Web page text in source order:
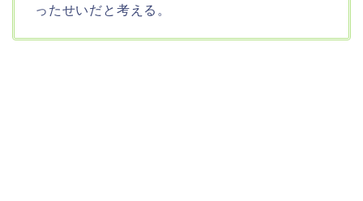
ったせいだと考える。